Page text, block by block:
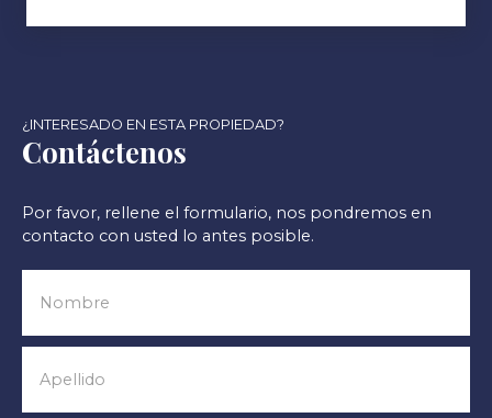
¿INTERESADO EN ESTA PROPIEDAD?
Contáctenos
Por favor, rellene el formulario, nos pondremos en
contacto con usted lo antes posible.
Nombre
Apellido